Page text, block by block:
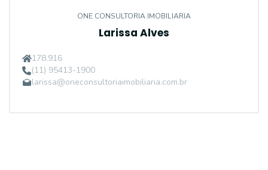
ONE CONSULTORIA IMOBILIARIA
Larissa Alves
178.916
(11) 95413-1900
larissa@oneconsultoriaimobiliaria.com.br